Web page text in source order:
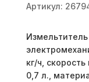
Артикул:
кг/ч,
0,7 л.,